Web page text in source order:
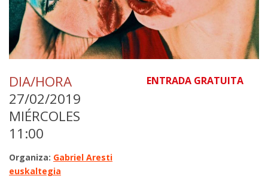
DIA/HORA
27/02/2019
MIÉRCOLES
11:00
Organiza: Gabriel Aresti
euskaltegia
ENTRADA GRATUITA